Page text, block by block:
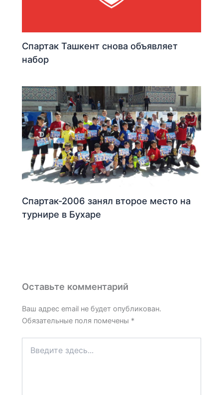
Спартак Ташкент снова объявляет
набор
Спартак-2006 занял второе место на
турнире в Бухаре
Оставьте комментарий
Ваш адрес email не будет опубликован.
Обязательные поля помечены *
здесь...